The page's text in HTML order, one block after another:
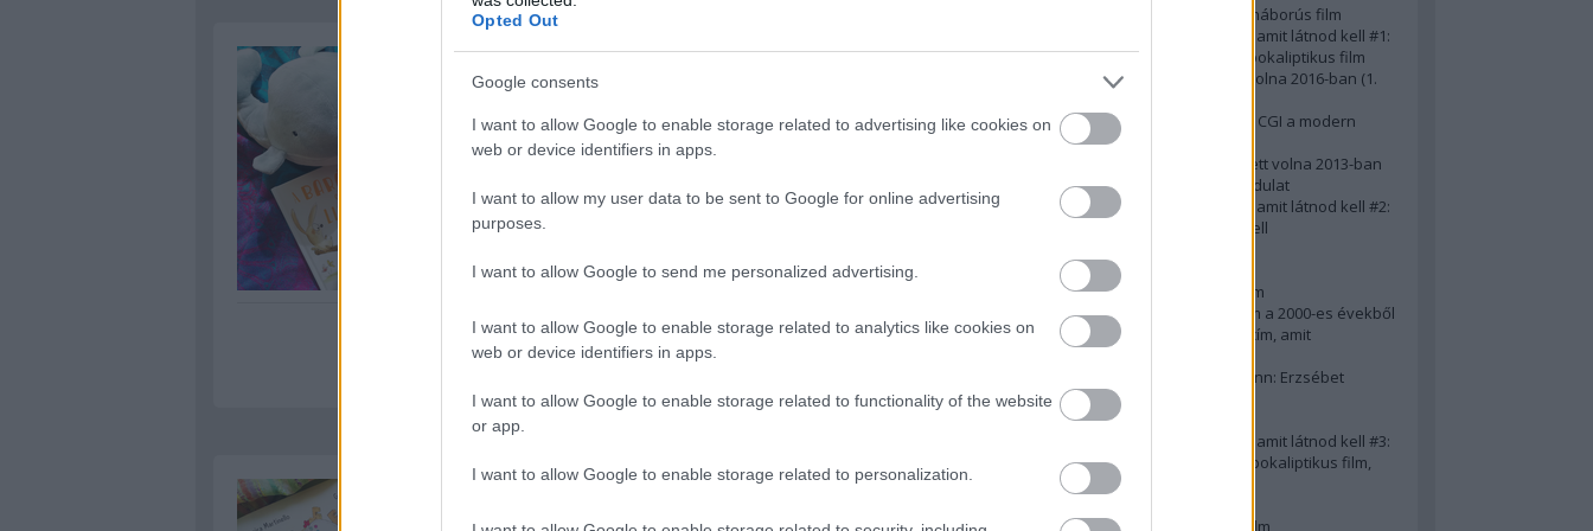
Opted Out
Google consents
I want to allow Google to enable storage related to advertising like cookies on
web or device identifiers in apps.
I want to allow my user data to be sent to Google for online advertising
purposes.
I want to allow Google to send me personalized advertising.
I want to allow Google to enable storage related to analytics like cookies on
web or device identifiers in apps.
I want to allow Google to enable storage related to functionality of the website
or app.
I want to allow Google to enable storage related to personalization.
2022. március 16.írta:chipolino
Innes: A barátság olyan,
mint a libikóka és A harag
olyan, mint a páncél és
Srác (2022, 2021)
két újabb Shona Innes-könyv (a
korábbiakról itt és itt írtunk), amelyek
amelyekben az írónő 3–6 éves
amelyek néha még a felnőtteknek is
2022. március 09.írta:chipolino
A 10 legjobb második világháborús film
50 posztapokaliptikus film, amit látnod kell #1:
A 10 legkreatívabb posztapokaliptikus film
20 film, amit látnod kellett volna 2016-ban (1.
Ezért néz ki borzasztóan a CGI a modern
filmekben (is)
15(+1) film, amit látnod kellett volna 2013-ban
A 15 legnagyobb filmes fordulat
50 posztapokaliptikus film, amit látnod kell #2:
10 zombifilm, amit látnod kell
A 10 legjobb Brad Pitt-film
A 10 legjobb Mel Gibson-film
Az igazi 10 legjobb akciófilm a 2000-es évekből
10 iszonyatos magyar filmcím, amit
Könyvkritika: Brigitte Hamann: Erzsébet
királyné (2019)
A 10 legjobb Al Pacino - film
50 posztapokaliptikus film, amit látnod kell #3:
10 (nem is annyira) posztapokaliptikus film,
amit látnod kell
A 10 legjobb Matt Damon-film